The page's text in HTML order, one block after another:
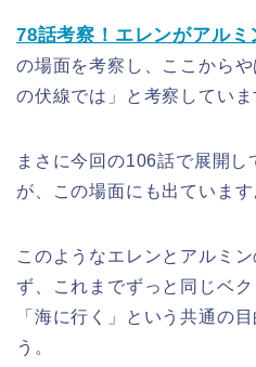
78話考察！エレンがアルミ
の場面を考察し、ここから
の伏線では」と考察していま
まさに今回の106話で展開
が、この場面にも出ています
このようなエレンとアルミ
ず、これまでずっと同じベ
「海に行く」という共通の
う。